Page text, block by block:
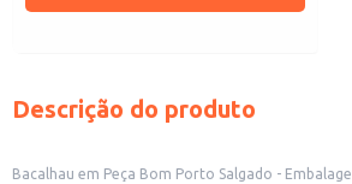
Descrição do produto
Bacalhau em Peça Bom Porto Salgado -